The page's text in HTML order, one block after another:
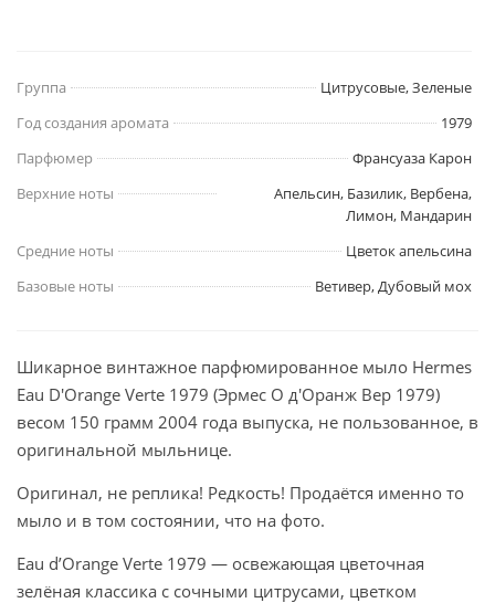
Группа
Цитрусовые, Зеленые
Год создания аромата
1979
Парфюмер
Франсуаза Карон
Верхние ноты
Апельсин, Базилик, Вербена,
Лимон, Мандарин
Средние ноты
Цветок апельсина
Базовые ноты
Ветивер, Дубовый мох
Шикарное винтажное парфюмированное мыло Hermes
Eau D'Orange Verte 1979 (Эрмес О д'Оранж Вер 1979)
весом 150 грамм 2004 года выпуска, не пользованное, в
оригинальной мыльнице.
Оригинал, не реплика! Редкость! Продаётся именно то
мыло и в том состоянии, что на фото.
Eau d’Orange Verte 1979 — освежающая цветочная
зелёная классика с сочными цитрусами, цветком